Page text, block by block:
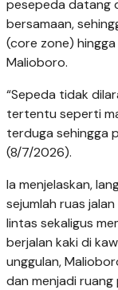
pesepeda datang
bersamaan,
(core zone)
Malioboro.
“Sepeda tidak
tertentu seperti
terduga sehingga
(8/7/2026).
Ia menjelaskan,
sejumlah ruas
lintas sekaligus
berjalan kaki di
unggulan,
dan menjadi